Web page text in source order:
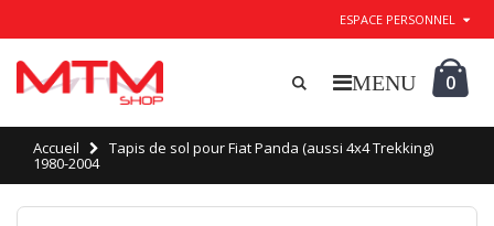
ESPACE PERSONNEL
0
Accueil Tapis de sol pour Fiat Panda (aussi 4x4 Trekking)
1980-2004